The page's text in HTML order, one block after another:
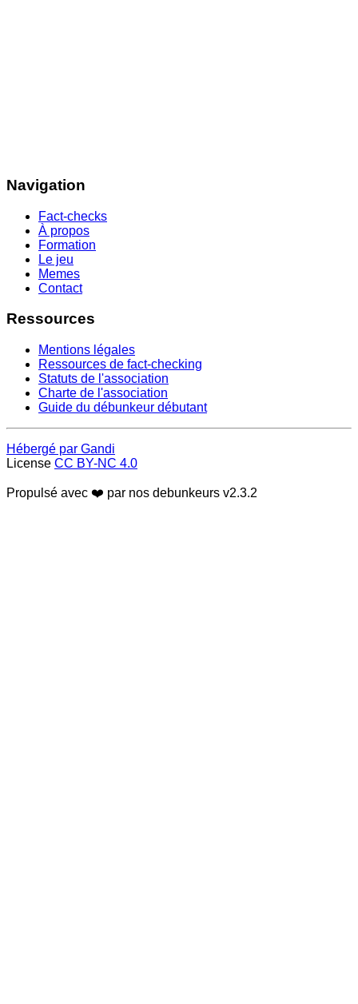
Navigation
Fact-checks
À propos
Formation
Le jeu
Memes
Contact
Ressources
Mentions légales
Ressources de fact-checking
Statuts de l'association
Charte de l'association
Guide du débunkeur débutant
Hébergé par Gandi
License CC BY-NC 4.0
Propulsé avec ❤️ par nos debunkeurs v2.3.2